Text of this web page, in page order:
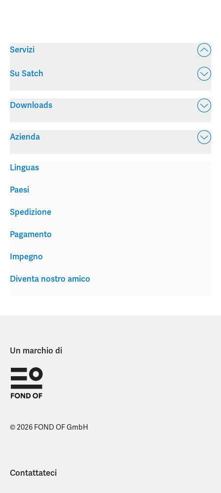
Servizi
Su Satch
Downloads
Azienda
Spedizione
Pagamento
Impegno
Diventa nostro amico
Linguas
Paesi
Un marchio di
© 2026 FOND OF GmbH
Contattateci